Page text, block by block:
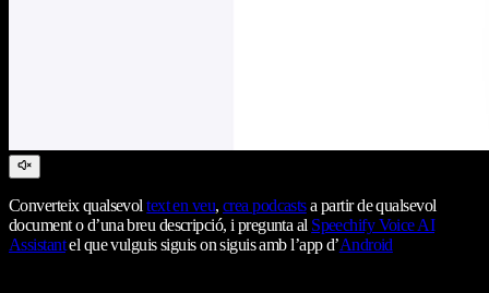
Converteix qualsevoltext en veu, crea podcastsa partir de qualsevol
document o d’una breu descripció, i pregunta al Speechify Voice AI
Assistantel que vulguis siguis on siguis amb l’app d’Android